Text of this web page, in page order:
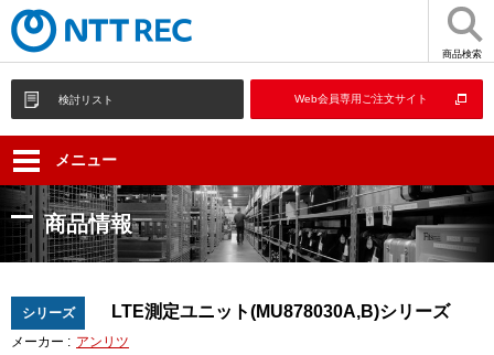
商品検索
検討リスト Web会員専用ご注文サイト
メニュー
商品情報
シリーズ LTE測定ユニット(MU878030A,B)シリーズ
メーカー : アンリツ